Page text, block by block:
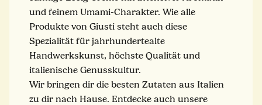
und feinem Umami-Charakter. Wie alle
Produkte von Giusti steht auch diese
Spezialität für jahrhundertealte
Handwerkskunst, höchste Qualität und
italienische Genusskultur.
Wir bringen dir die besten Zutaten aus Italien
zu dir nach Hause. Entdecke auch unsere